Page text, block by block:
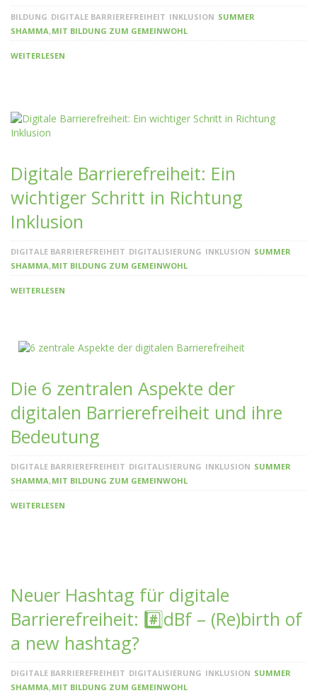
BILDUNG DIGITALE BARRIEREFREIHEIT INKLUSION SUMMER
SHAMMA,MIT BILDUNG ZUM GEMEINWOHL
WEITERLESEN
Digitale Barrierefreiheit: Ein
wichtiger Schritt in Richtung
Inklusion
DIGITALE BARRIEREFREIHEIT DIGITALISIERUNG INKLUSION SUMMER
SHAMMA,MIT BILDUNG ZUM GEMEINWOHL
WEITERLESEN
Die 6 zentralen Aspekte der
digitalen Barrierefreiheit und ihre
Bedeutung
DIGITALE BARRIEREFREIHEIT DIGITALISIERUNG INKLUSION SUMMER
SHAMMA,MIT BILDUNG ZUM GEMEINWOHL
WEITERLESEN
Neuer Hashtag für digitale
Barrierefreiheit: #️⃣dBf – (Re)birth of
a new hashtag?
DIGITALE BARRIEREFREIHEIT DIGITALISIERUNG INKLUSION SUMMER
SHAMMA,MIT BILDUNG ZUM GEMEINWOHL